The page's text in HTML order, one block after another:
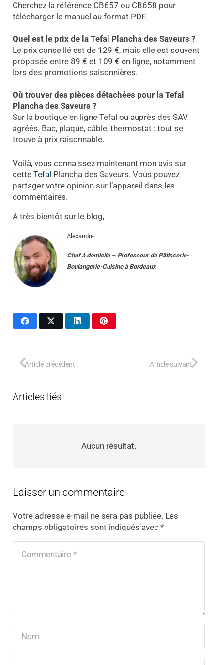
Cherchez la référence CB657 ou CB658 pour
télécharger le manuel au format PDF.
Quel est le prix de la Tefal Plancha des Saveurs ?
Le prix conseillé est de 129 €, mais elle est souvent
proposée entre 89 € et 109 € en ligne, notamment
lors des promotions saisonnières.
Où trouver des pièces détachées pour la Tefal
Plancha des Saveurs ?
Sur la boutique en ligne Tefal ou auprès des SAV
agréés. Bac, plaque, câble, thermostat : tout se
trouve à prix raisonnable.
Voilà, vous connaissez maintenant mon avis sur
cette Tefal Plancha des Saveurs. Vous pouvez
partager votre opinion sur l’appareil dans les
commentaires.
À très bientôt sur le blog,
Alexandre
Chef à domicile– Professeur de Pâtisserie-
Boulangerie-Cuisine à Bordeaux
Article précédent Article suivant
Articles liés
Aucun résultat.
Laisser un commentaire
Votre adresse e-mail ne sera pas publiée. Les
champs obligatoires sont indiqués avec *